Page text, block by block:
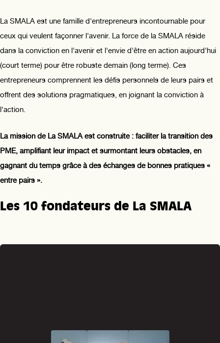
La SMALA est une famille d'entrepreneurs incontournable pour
ceux qui veulent façonner l'avenir. La force de la SMALA réside
dans la conviction en l'avenir et l'envie d'être en action aujourd'hui
(court terme) pour être robuste demain (long terme). Ces
entrepreneurs comprennent les défis personnels de leurs pairs et
offrent des solutions pragmatiques, en joignant la conviction à
l'action.
La mission de La SMALA est construite : faciliter la transition des
PME, amplifiant leur impact et surmontant leurs obstacles, en
gagnant du temps grâce à des échanges de bonnes pratiques «
entre pairs ».
Les 10 fondateurs de La SMALA